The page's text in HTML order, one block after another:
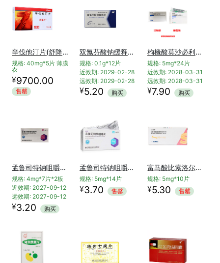
辛伐他汀片(舒降之)
规格: 40mg*5片 薄膜
衣
¥9700.00
售罄
双氯芬酸钠缓释片(路林)
规格: 0.1g*12片
近效期: 2029-02-28
远效期: 2029-02-28
¥5.20 购买
枸橼酸莫沙必利片(亚宝)
规格: 5mg*24片
近效期: 2028-03-31
远效期: 2028-03-31
¥7.90 购买
孟鲁司特钠咀嚼片(润沛)
规格: 4mg*7片*2板
近效期: 2027-09-12
远效期: 2027-09-12
¥3.20 购买
孟鲁司特钠咀嚼片(海沛)
规格: 5mg*14片
¥3.70 售罄
富马酸比索洛尔片(山益新)
规格: 5mg*10片
¥5.30 售罄